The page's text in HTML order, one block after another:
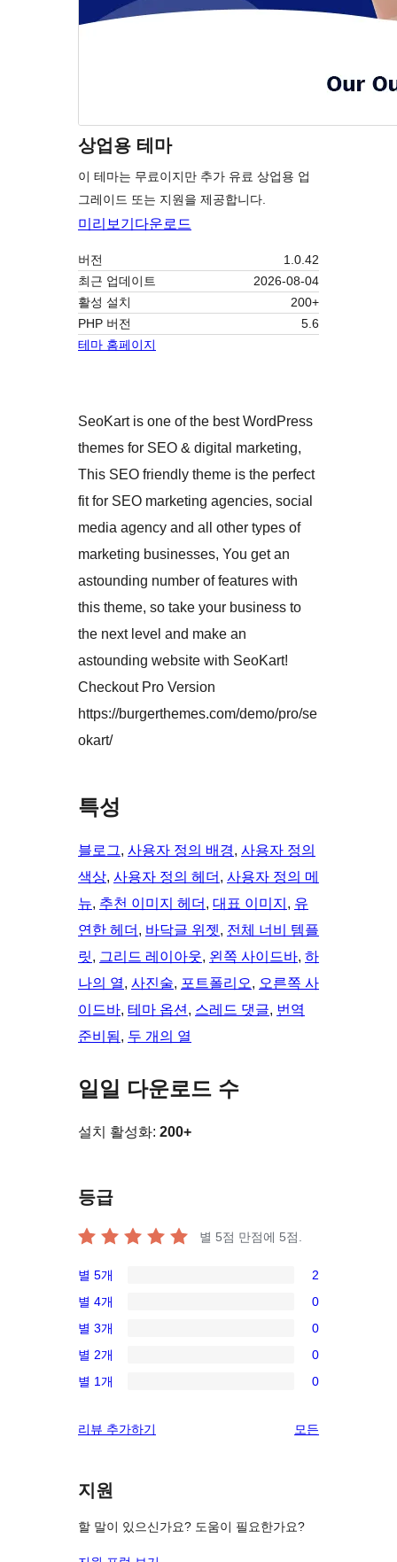
상업용 테마
이 테마는 무료이지만 추가 유료 상업용 업
그레이드 또는 지원을 제공합니다.
미리보기 다운로드
버전
1.0.42
최근 업데이트
2026-08-04
활성 설치
200+
PHP 버전
5.6
테마 홈페이지
SeoKart is one of the best WordPress
themes for SEO & digital marketing,
This SEO friendly theme is the perfect
fit for SEO marketing agencies, social
media agency and all other types of
marketing businesses, You get an
astounding number of features with
this theme, so take your business to
the next level and make an
astounding website with SeoKart!
Checkout Pro Version
https://burgerthemes.com/demo/pro/se
okart/
특성
블로그, 사용자 정의 배경, 사용자 정의
색상, 사용자 정의 헤더 , 사용자 정의 메
뉴, 추천 이미지 헤더 , 대표 이미지 , 유
연한 헤더 , 바닥글 위젯, 전체 너비 템플
릿, 그리드 레이아웃, 왼쪽 사이드바, 하
나의 열, 사진술, 포트폴리오, 오른쪽 사
이드바, 테마 옵션 , 스레드 댓글, 번역
준비됨, 두 개의 열
일일 다운로드 수
설치 활성화: 200+
등급
별 5점 만점에 5점.
2/5-
별
점
후
기
별 5개 2
0/4-
별
점
후
별 4개 0
0/3-
별
점
기
별 3개 0
0/2-
별
후
별 2개 0
0/1-
점
기
별 1개 0
리뷰 추가하기 모든
지원
할 말이 있으신가요? 도움이 필요한가요?